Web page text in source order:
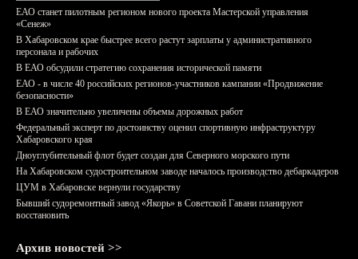
ЕАО станет пилотным регионом нового проекта Мастерской управления
«Сенеж»
В Хабаровском крае быстрее всего растут зарплаты у административного
персонала и рабочих
В ЕАО обсудили стратегию сохранения исторической памяти
ЕАО - в числе 40 российских регионов-участников кампании «Продвижение
безопасности»
В ЕАО значительно увеличены объемы дорожных работ
Федеральный эксперт по достоинству оценил спортивную инфраструктуру
Хабаровского края
Дноуглубительный флот будет создан для Северного морского пути
На Хабаровском судостроительном заводе началось производство дебаркадеров
ЦУМ в Хабаровске вернули государству
Бывший судоремонтный завод «Якорь» в Советской Гавани планируют
восстановить
Архив новостей >>